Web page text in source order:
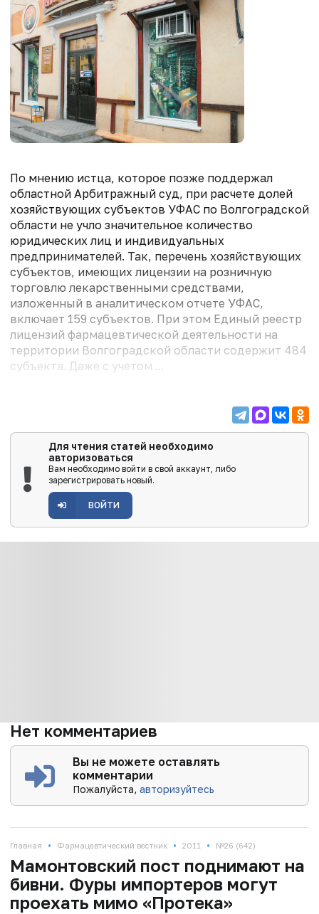
По мнению истца, которое позже поддержал
областной Арбитражный суд, при расчете долей
хозяйствующих субъектов УФАС по Волгоградской
области не учло значительное количество
юридических лиц и индивидуальных
предпринимателей. Так, перечень хозяйствующих
субъектов, имеющих лицензии на розничную
торговлю лекарственными средствами,
изложенный в аналитическом отчете УФАС,
включает 159 субъектов. При этом Единый реестр
лицензий фармацевтической деятельности на
территории Волгоградской области содержит 484
субъекта. Даже с учетом ...
Для чтения статей необходимо
авторизоваться
Вам необходимо войти в свой аккаунт, либо
зарегистрировать новый.
ВОЙТИ
Нет комментариев
Вы не можете оставлять
комментарии
Пожалуйста,авторизуйтесь
Главная • Фармацевтический вестник • 2011 • №26 (642)
Мамонтовский пост поднимают на
бивни. Фуры импортеров могут
проехать мимо «Протека»